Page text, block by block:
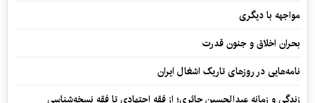
مواجهه با دیگری
بحران اخلاق و جنون قدرت
نامه‌هایی در روزهای تاریک اشغال ایران
زندگی و زمانه عبدالحسین حائری؛ از فقهِ اجتهادی تا فقهِ نسخه‌شناسی